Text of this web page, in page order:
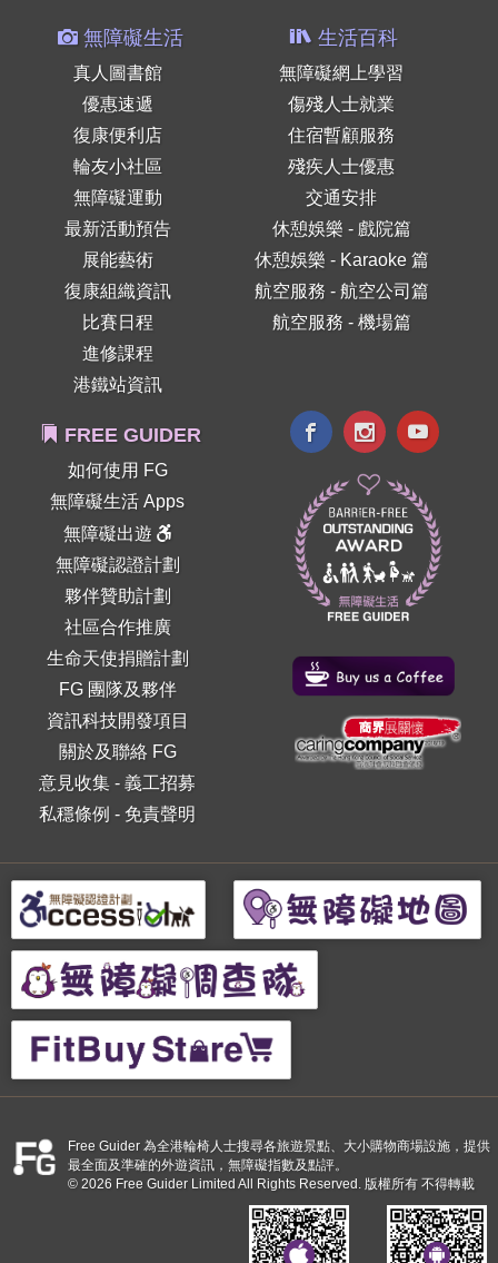
無障礙生活
真人圖書館
優惠速遞
復康便利店
輪友小社區
無障礙運動
最新活動預告
展能藝術
復康組織資訊
比賽日程
進修課程
港鐵站資訊
生活百科
無障礙網上學習
傷殘人士就業
住宿暫顧服務
殘疾人士優惠
交通安排
休憩娛樂 - 戲院篇
休憩娛樂 - Karaoke 篇
航空服務 - 航空公司篇
航空服務 - 機場篇
FREE GUIDER
如何使用 FG
無障礙生活 Apps
無障礙出遊
無障礙認證計劃
夥伴贊助計劃
社區合作推廣
生命天使捐贈計劃
FG 團隊及夥伴
資訊科技開發項目
關於及聯絡 FG
意見收集 -義工招募
私穩條例 - 免責聲明
Free Guider 為全港輪椅人士搜尋各旅遊景點、大小購物商場設施，提供
最全面及準確的外遊資訊，無障礙指數及點評。
© 2026 Free Guider Limited All Rights Reserved. 版權所有 不得轉載